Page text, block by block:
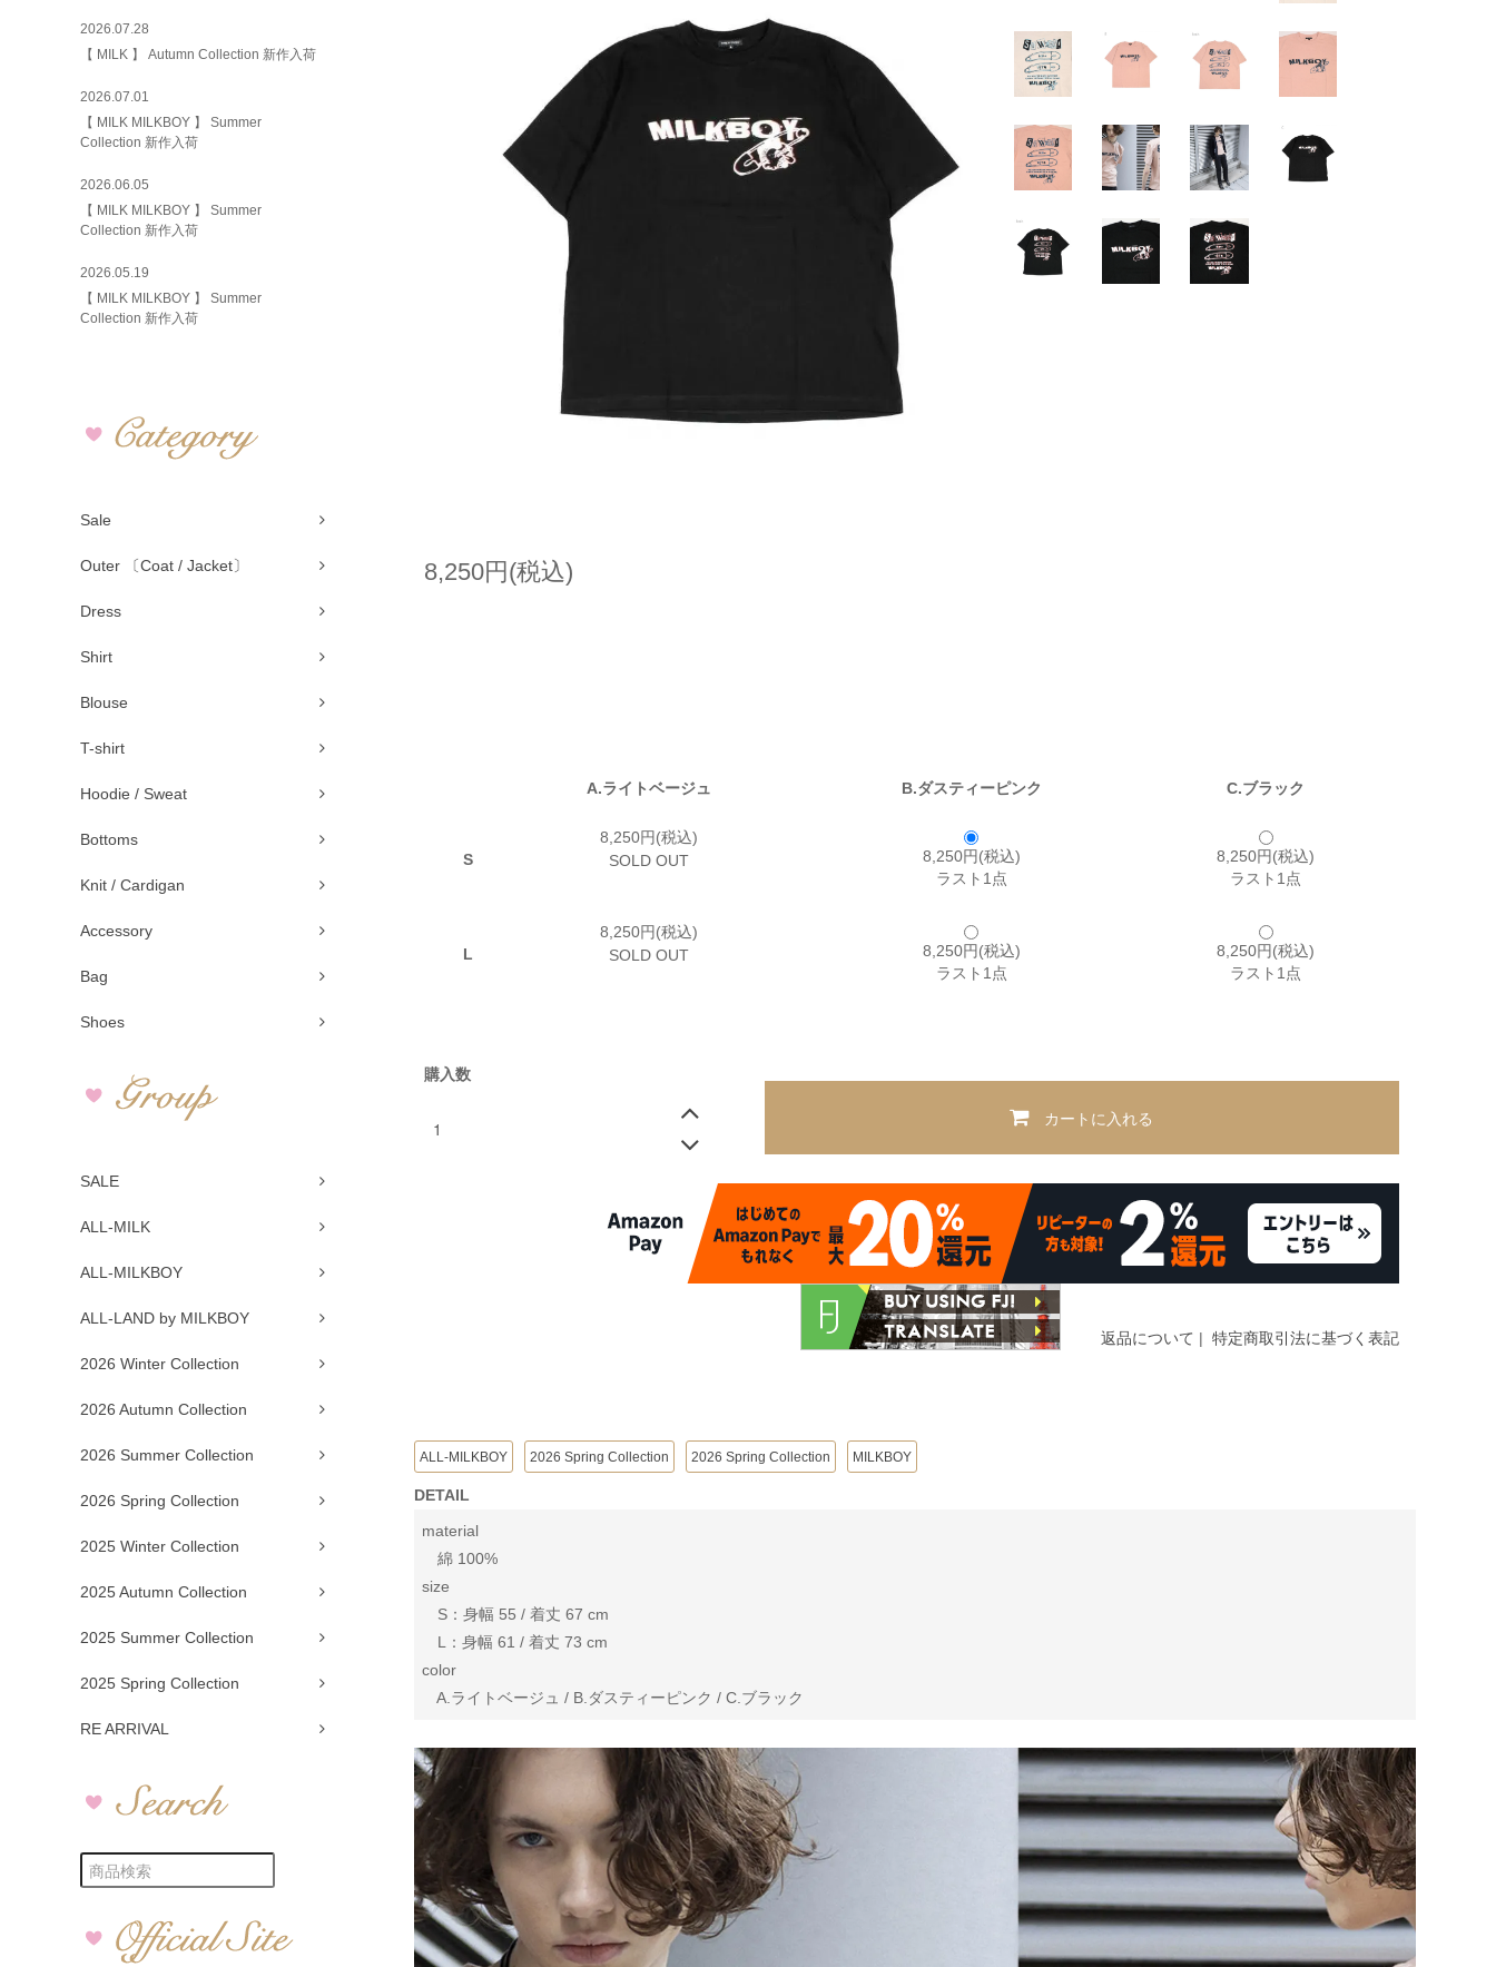
2026.07.28
【 MILK 】 Autumn Collection 新作入荷
2026.07.01
【 MILK MILKBOY 】 Summer
Collection 新作入荷
2026.06.05
【 MILK MILKBOY 】 Summer
Collection 新作入荷
2026.05.19
【 MILK MILKBOY 】 Summer
Collection 新作入荷
Sale
Outer 〔Coat / Jacket〕
Dress
Shirt
Blouse
T-shirt
Hoodie / Sweat
Bottoms
Knit / Cardigan
Accessory
Bag
Shoes
SALE
ALL-MILK
ALL-MILKBOY
ALL-LAND by MILKBOY
2026 Winter Collection
2026 Autumn Collection
2026 Summer Collection
2026 Spring Collection
2025 Winter Collection
2025 Autumn Collection
2025 Summer Collection
2025 Spring Collection
RE ARRIVAL
8,250円(税込)
A.ライトベージュ B.ダスティーピンク C.ブラック
S
8,250円(税込)
SOLD OUT
8,250円(税込)
ラスト1点
8,250円(税込)
ラスト1点
L
8,250円(税込)
SOLD OUT
8,250円(税込)
ラスト1点
8,250円(税込)
ラスト1点
購入数
カートに入れる
返品について | 特定商取引法に基づく表記
ALL-MILKBOY 2026 Spring Collection 2026 Spring Collection MILKBOY
DETAIL
material
綿 100%
size
S：身幅 55 / 着丈 67 cm
L：身幅 61 / 着丈 73 cm
color
A.ライトベージュ / B.ダスティーピンク / C.ブラック